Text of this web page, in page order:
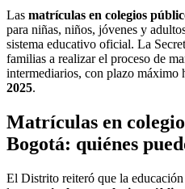
Las matrículas en colegios
para niñas, niños, jóvenes y
sistema educativo oficial. La
familias a realizar el proceso de
intermediarios, con plazo máximo
2025.
Matrículas en
Bogotá: quiénes
El Distrito reiteró que la